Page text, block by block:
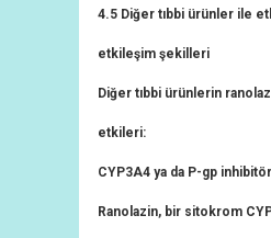
4.5 Diğer tıbbi ürünler ile
etkileşim şekilleri
Diğer tıbbi ürünlerin
etkileri:
CYP3A4 ya da P-gp
Ranolazin, bir sitokrom